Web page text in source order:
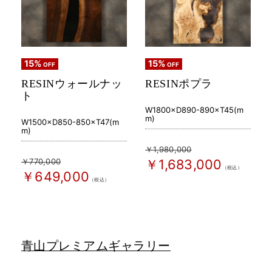
15% OFF
RESINウォールナッ
ト
W1500×D850-850×T47(m
m)
￥770,000
￥649,000 （税込）
15% OFF
RESINポプラ
W1800×D890-890×T45(m
m)
￥1,980,000
￥1,683,000 （税込）
青山プレミアムギャラリー